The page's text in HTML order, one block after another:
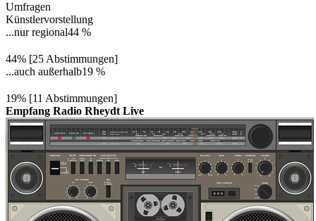
Umfragen
Künstlervorstellung
...nur regional44 %
44% [25 Abstimmungen]
...auch außerhalb19 %
19% [11 Abstimmungen]
Empfang Radio Rheydt Live